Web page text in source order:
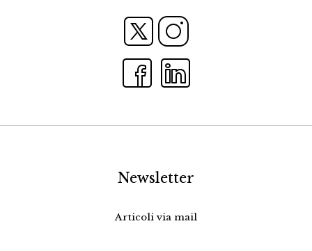
Newsletter
Articoli via mail